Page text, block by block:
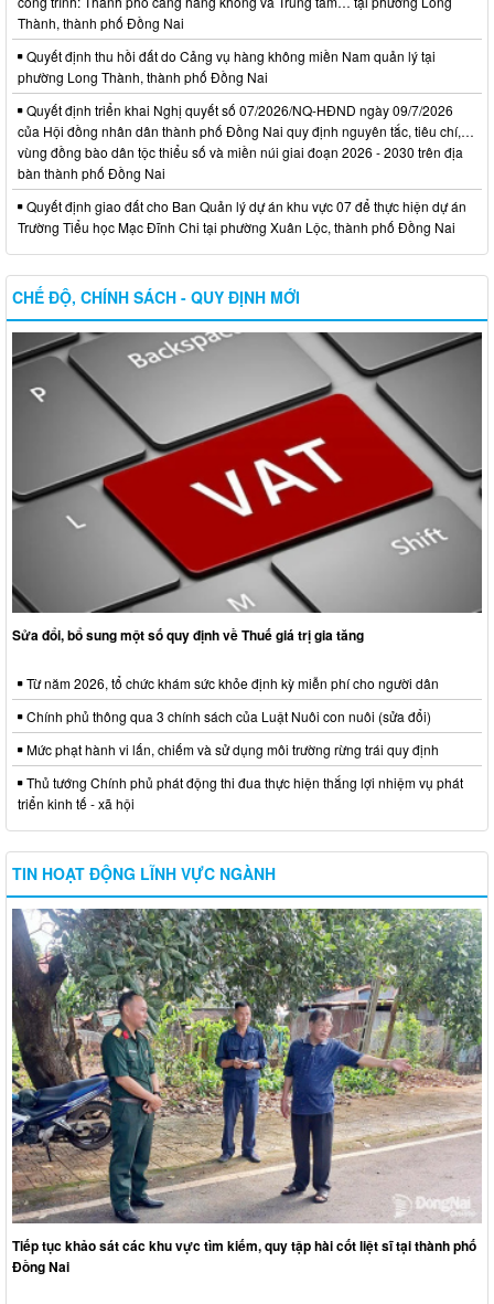
Thành, thành phố Đồng Nai
Quyết định thu hồi đất do Cảng vụ hàng không miền Nam quản lý tại
phường Long Thành, thành phố Đồng Nai
Quyết định triển khai Nghị quyết số 07/2026/NQ-HĐND ngày 09/7/2026
của Hội đồng nhân dân thành phố Đồng Nai quy định nguyên tắc, tiêu chí,…
vùng đồng bào dân tộc thiểu số và miền núi giai đoạn 2026 - 2030 trên địa
bàn thành phố Đồng Nai
Quyết định giao đất cho Ban Quản lý dự án khu vực 07 để thực hiện dự án
Trường Tiểu học Mạc Đĩnh Chi tại phường Xuân Lộc, thành phố Đồng Nai
CHẾ ĐỘ, CHÍNH SÁCH - QUY ĐỊNH MỚI
Sửa đổi, bổ sung một số quy định về Thuế giá trị gia tăng
Từ năm 2026, tổ chức khám sức khỏe định kỳ miễn phí cho người dân
Chính phủ thông qua 3 chính sách của Luật Nuôi con nuôi (sửa đổi)
Mức phạt hành vi lấn, chiếm và sử dụng môi trường rừng trái quy định
Thủ tướng Chính phủ phát động thi đua thực hiện thắng lợi nhiệm vụ phát
triển kinh tế - xã hội
TIN HOẠT ĐỘNG LĨNH VỰC NGÀNH
Tiếp tục khảo sát các khu vực tìm kiếm, quy tập hài cốt liệt sĩ tại thành phố
Đồng Nai